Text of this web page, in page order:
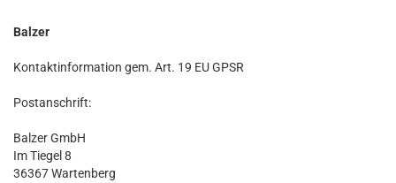
Balzer
Kontaktinformation gem. Art. 19 EU GPSR
Postanschrift:
Balzer GmbH
Im Tiegel 8
36367 Wartenberg